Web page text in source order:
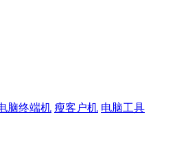
脑终端机 瘦客户机 电脑工具